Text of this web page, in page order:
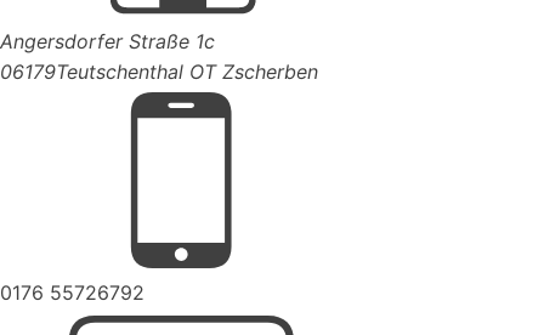
Angersdorfer Straße 1c
06179Teutschenthal OT Zscherben
0176 55726792